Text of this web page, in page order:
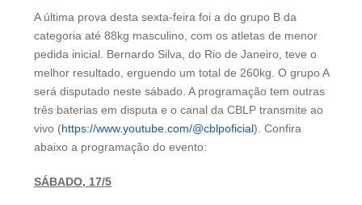
A última prova desta sexta-feira foi a do grupo B da
categoria até 88kg masculino, com os atletas de menor
pedida inicial. Bernardo Silva, do Rio de Janeiro, teve o
melhor resultado, erguendo um total de 260kg. O grupo A
será disputado neste sábado. A programação tem outras
três baterias em disputa e o canal da CBLP transmite ao
vivo (https://www.youtube.com/@cblpoficial). Confira
abaixo a programação do evento:
SÁBADO, 17/5